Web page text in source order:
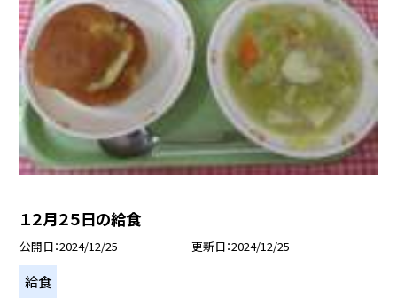
１２月２５日の給食
公開日 2024/12/25 更新日 2024/12/25
給食